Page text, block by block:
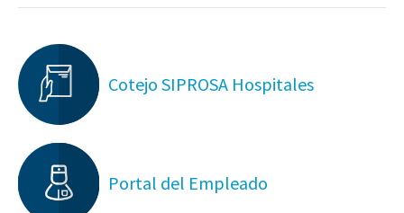
Cotejo SIPROSA Hospitales
Portal del Empleado